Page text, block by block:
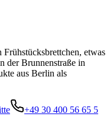
etwas
der Brunnenstraße in
aus Berlin als
+49 30 400 56 65 5